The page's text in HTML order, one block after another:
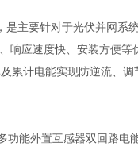
是主要针对于光伏并网系
响应速度快、安装方便
累计电能实现防逆流、